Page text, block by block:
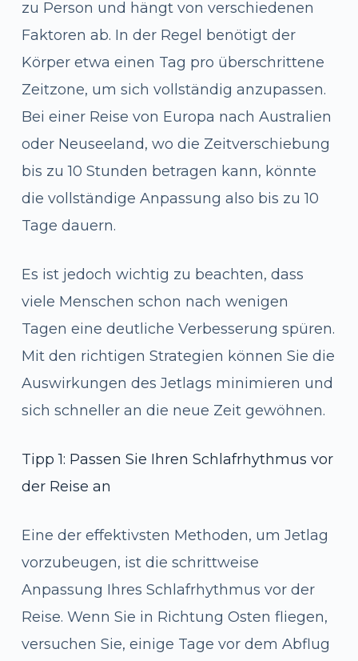
zu Person und hängt von verschiedenen
Faktoren ab. In der Regel benötigt der
Körper etwa einen Tag pro überschrittene
Zeitzone, um sich vollständig anzupassen.
Bei einer Reise von Europa nach Australien
oder Neuseeland, wo die Zeitverschiebung
bis zu 10 Stunden betragen kann, könnte
die vollständige Anpassung also bis zu 10
Tage dauern.
Es ist jedoch wichtig zu beachten, dass
viele Menschen schon nach wenigen
Tagen eine deutliche Verbesserung spüren.
Mit den richtigen Strategien können Sie die
Auswirkungen des Jetlags minimieren und
sich schneller an die neue Zeit gewöhnen.
Tipp 1: Passen Sie Ihren Schlafrhythmus vor
der Reise an
Eine der effektivsten Methoden, um Jetlag
vorzubeugen, ist die schrittweise
Anpassung Ihres Schlafrhythmus vor der
Reise. Wenn Sie in Richtung Osten fliegen,
versuchen Sie, einige Tage vor dem Abflug